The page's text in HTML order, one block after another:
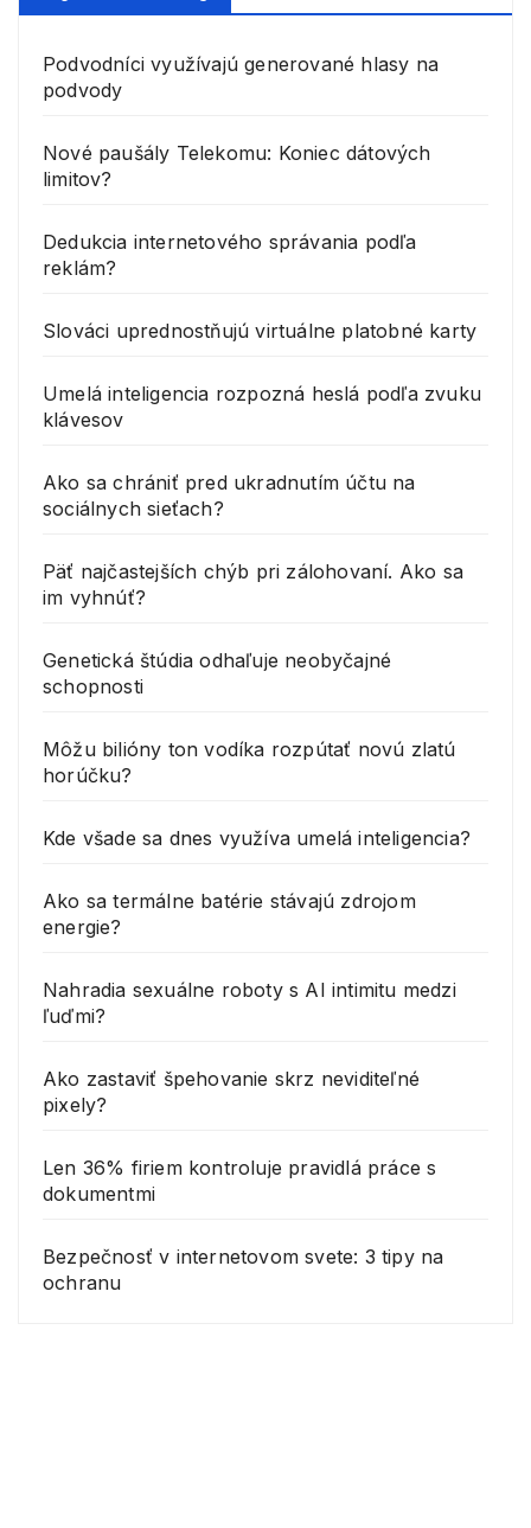
Podvodníci využívajú generované hlasy na
podvody
Nové paušály Telekomu: Koniec dátových
limitov?
Dedukcia internetového správania podľa
reklám?
Slováci uprednostňujú virtuálne platobné karty
Umelá inteligencia rozpozná heslá podľa zvuku
klávesov
Ako sa chrániť pred ukradnutím účtu na
sociálnych sieťach?
Päť najčastejších chýb pri zálohovaní. Ako sa
im vyhnúť?
Genetická štúdia odhaľuje neobyčajné
schopnosti
Môžu bilióny ton vodíka rozpútať novú zlatú
horúčku?
Kde všade sa dnes využíva umelá inteligencia?
Ako sa termálne batérie stávajú zdrojom
energie?
Nahradia sexuálne roboty s AI intimitu medzi
ľuďmi?
Ako zastaviť špehovanie skrz neviditeľné
pixely?
Len 36% firiem kontroluje pravidlá práce s
dokumentmi
Bezpečnosť v internetovom svete: 3 tipy na
ochranu